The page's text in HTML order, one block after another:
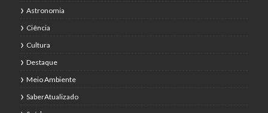
Astronomia
Ciência
Cultura
Destaque
Meio Ambiente
SaberAtualizado